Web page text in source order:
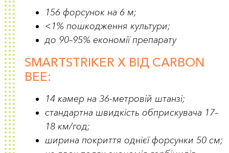
156 форсунок на 6 м;
<1% пошкодження культури;
до 90–95% економії препарату
SMARTSTRIKER X ВІД CARBON
BEE:
14 камер на 36-метровій штанзі;
стандартна швидкість обприскувача 17–
18 км/год;
ширина покриття однієї форсунки 50 см;